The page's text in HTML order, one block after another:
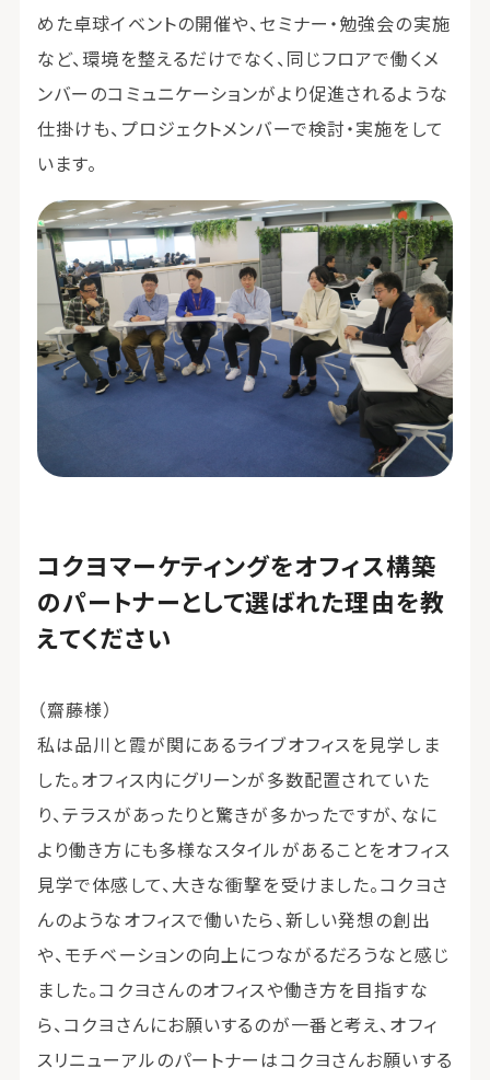
めた卓球イベントの開催や、セミナー・勉強会の実施
など、環境を整えるだけでなく、同じフロアで働くメ
ンバーのコミュニケーションがより促進されるような
仕掛けも、プロジェクトメンバーで検討・実施をして
います。
コクヨマーケティングをオフィス構築
のパートナーとして選ばれた理由を教
えてください
（齋藤様）
私は品川と霞が関にあるライブオフィスを見学しま
した。オフィス内にグリーンが多数配置されていた
り、テラスがあったりと驚きが多かったですが、なに
より働き方にも多様なスタイルがあることをオフィス
見学で体感して、大きな衝撃を受けました。コクヨさ
んのようなオフィスで働いたら、新しい発想の創出
や、モチベーションの向上につながるだろうなと感じ
ました。コクヨさんのオフィスや働き方を目指すな
ら、コクヨさんにお願いするのが一番と考え、オフィ
スリニューアルのパートナーはコクヨさんお願いする